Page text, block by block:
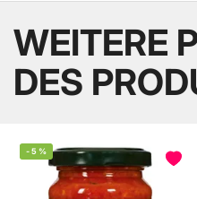
WEITERE
DES
-5 %